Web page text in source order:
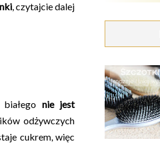
, czytajcie dalej
nie jest
odżywczych
cukrem, więc